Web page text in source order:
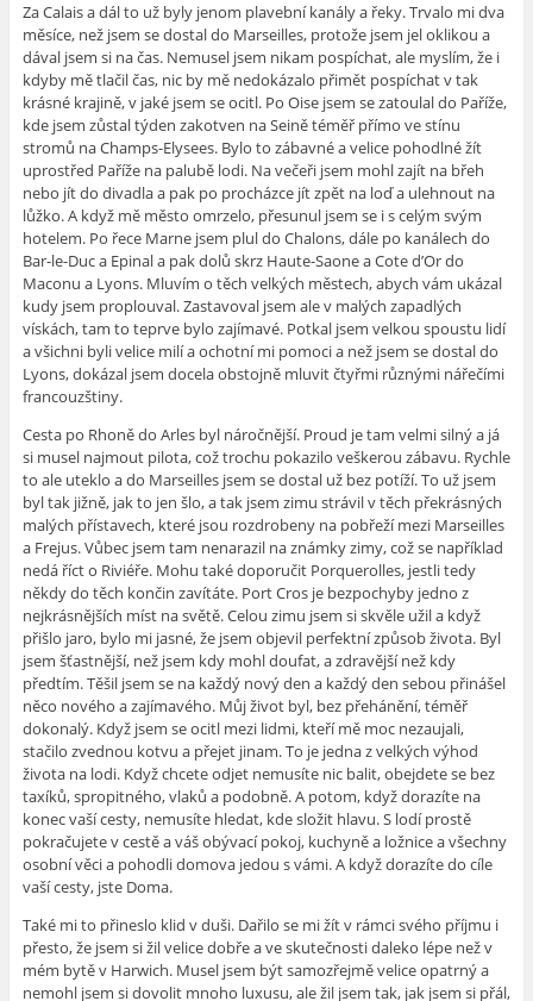
Za Calais a dál to už byly jenom plavební kanály a řeky. Trvalo mi dva
měsíce, než jsem se dostal do Marseilles, protože jsem jel oklikou a
dával jsem si na čas. Nemusel jsem nikam pospíchat, ale myslím, že i
kdyby mě tlačil čas, nic by mě nedokázalo přimět pospíchat v tak
krásné krajině, v jaké jsem se ocitl. Po Oise jsem se zatoulal do Paříže,
kde jsem zůstal týden zakotven na Seině téměř přímo ve stínu
stromů na Champs-Elysees. Bylo to zábavné a velice pohodlné žít
uprostřed Paříže na palubě lodi. Na večeři jsem mohl zajít na břeh
nebo jít do divadla a pak po procházce jít zpět na loď a ulehnout na
lůžko. A když mě město omrzelo, přesunul jsem se i s celým svým
hotelem. Po řece Marne jsem plul do Chalons, dále po kanálech do
Bar-le-Duc a Epinal a pak dolů skrz Haute-Saone a Cote d’Or do
Maconu a Lyons. Mluvím o těch velkých městech, abych vám ukázal
kudy jsem proplouval. Zastavoval jsem ale v malých zapadlých
vískách, tam to teprve bylo zajímavé. Potkal jsem velkou spoustu lidí
a všichni byli velice milí a ochotní mi pomoci a než jsem se dostal do
Lyons, dokázal jsem docela obstojně mluvit čtyřmi různými nářečími
francouzštiny.
Cesta po Rhoně do Arles byl náročnější. Proud je tam velmi silný a já
si musel najmout pilota, což trochu pokazilo veškerou zábavu. Rychle
to ale uteklo a do Marseilles jsem se dostal už bez potíží. To už jsem
byl tak jižně, jak to jen šlo, a tak jsem zimu strávil v těch překrásných
malých přístavech, které jsou rozdrobeny na pobřeží mezi Marseilles
a Frejus. Vůbec jsem tam nenarazil na známky zimy, což se například
nedá říct o Riviéře. Mohu také doporučit Porquerolles, jestli tedy
někdy do těch končin zavítáte. Port Cros je bezpochyby jedno z
nejkrásnějších míst na světě. Celou zimu jsem si skvěle užil a když
přišlo jaro, bylo mi jasné, že jsem objevil perfektní způsob života. Byl
jsem šťastnější, než jsem kdy mohl doufat, a zdravější než kdy
předtím. Těšil jsem se na každý nový den a každý den sebou přinášel
něco nového a zajímavého. Můj život byl, bez přehánění, téměř
dokonalý. Když jsem se ocitl mezi lidmi, kteří mě moc nezaujali,
stačilo zvednou kotvu a přejet jinam. To je jedna z velkých výhod
života na lodi. Když chcete odjet nemusíte nic balit, obejdete se bez
taxíků, spropitného, vlaků a podobně. A potom, když dorazíte na
konec vaší cesty, nemusíte hledat, kde složit hlavu. S lodí prostě
pokračujete v cestě a váš obývací pokoj, kuchyně a ložnice a všechny
osobní věci a pohodli domova jedou s vámi. A když dorazíte do cíle
vaší cesty, jste Doma.
Také mi to přineslo klid v duši. Dařilo se mi žít v rámci svého příjmu i
přesto, že jsem si žil velice dobře a ve skutečnosti daleko lépe než v
mém bytě v Harwich. Musel jsem být samozřejmě velice opatrný a
nemohl jsem si dovolit mnoho luxusu, ale žil jsem tak, jak jsem si přál,